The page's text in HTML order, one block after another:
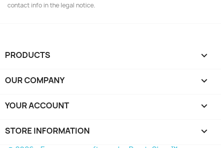
contact info in the legal notice.
PRODUCTS 
OUR COMPANY 
YOUR ACCOUNT 
STORE INFORMATION keyboard_arrow_down